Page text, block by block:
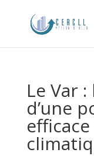
Le Var
d’une